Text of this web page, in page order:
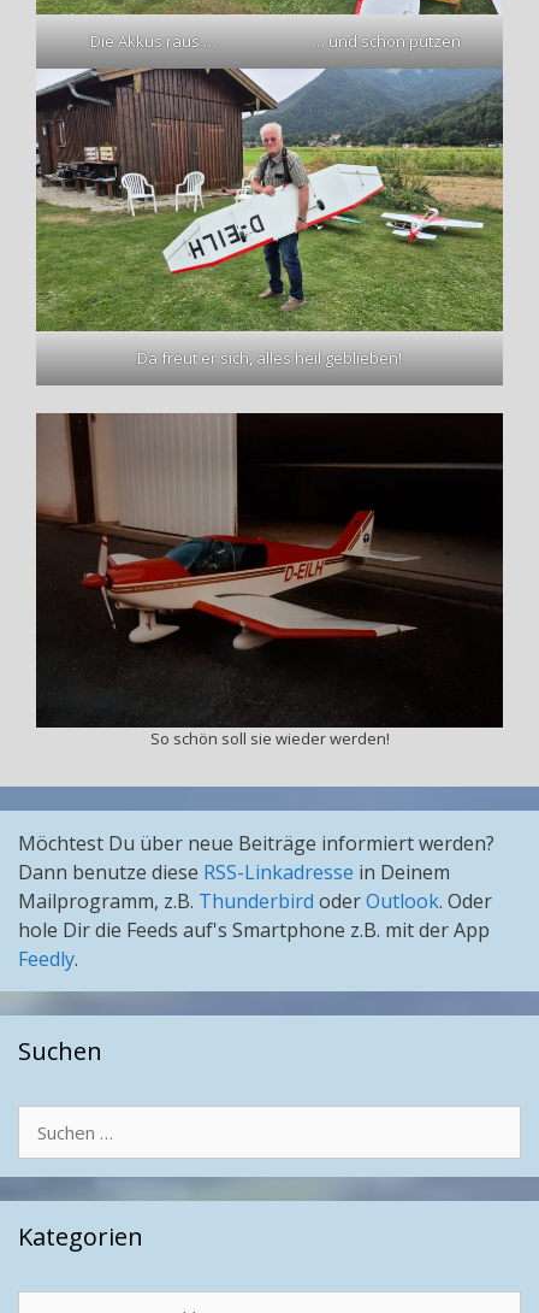
Die Akkus raus … … und schön putzen
Da freut er sich, alles heil geblieben!
So schön soll sie wieder werden!
Möchtest Du über neue Beiträge informiert werden?
Dann benutze diese RSS-Linkadresse in Deinem
Mailprogramm, z.B. Thunderbird oderOutlook. Oder
hole Dir die Feeds auf's Smartphone z.B. mit der App
Feedly.
Suchen
nach:
Kategorien